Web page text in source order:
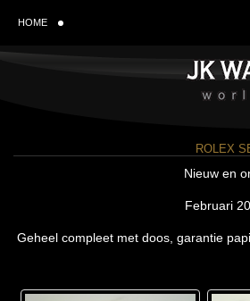
HOME
ROLEX
Nieuw en
Februari
Geheel compleet met doos, garantie